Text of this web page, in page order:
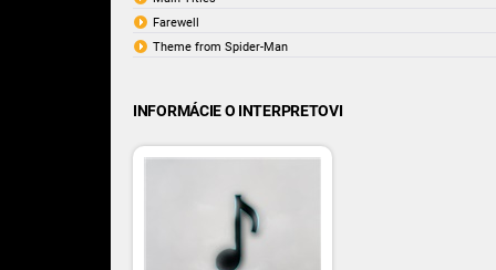
Farewell
Theme from Spider-Man
INFORMÁCIE O INTERPRETOVI